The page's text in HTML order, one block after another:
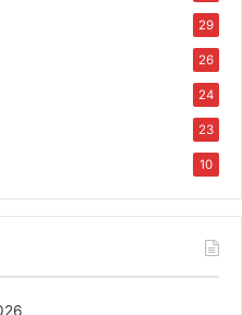
29
26
24
23
10